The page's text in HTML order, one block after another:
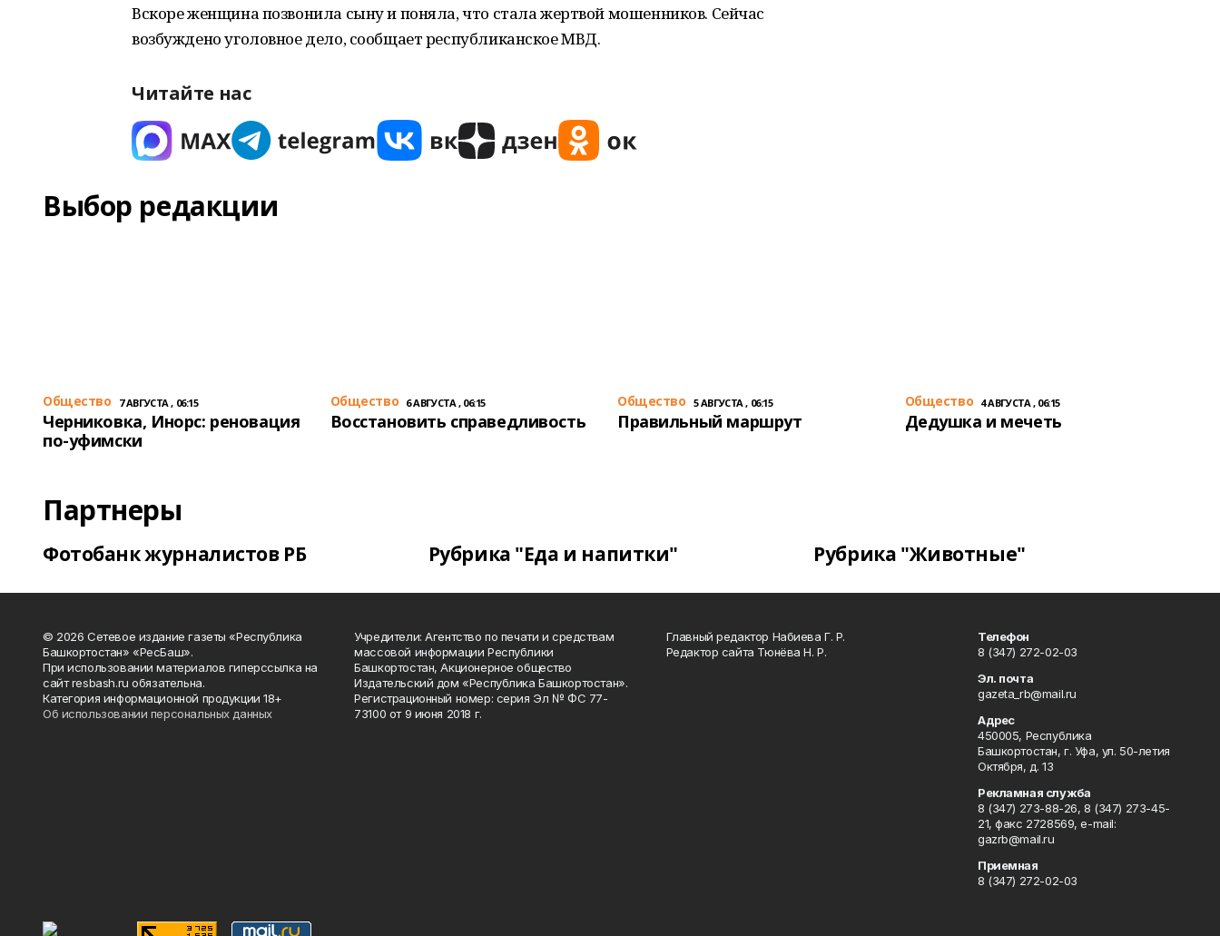
Вскоре женщина позвонила сыну и поняла, что стала жертвой мошенников. Сейчас
возбуждено уголовное дело, сообщает республиканское МВД.
Читайте нас
Выбор редакции
Общество 7 АВГУСТА , 06:15
Черниковка, Инорс: реновация
по-уфимски
Общество 6 АВГУСТА , 06:15
Восстановить справедливость
Общество 5 АВГУСТА , 06:15
Правильный маршрут
Общество 4 АВГУСТА , 06:15
Дедушка и мечеть
Партнеры
Фотобанк журналистов РБ Рубрика "Еда и напитки" Рубрика "Животные"
© 2026 Сетевое издание газеты «Республика
Башкортостан» «РесБаш».
При использовании материалов гиперссылка на
сайт resbash.ru обязательна.
Категория информационной продукции 18+
Об использовании персональных данных
Учредители: Агентство по печати и средствам
массовой информации Республики
Башкортостан, Акционерное общество
Издательский дом «Республика Башкортостан».
Регистрационный номер: серия Эл № ФС 77-
73100 от 9 июня 2018 г.
Главный редактор Набиева Г. Р.
Редактор сайта Тюнёва Н. Р.
Телефон
8 (347) 272-02-03
Эл. почта
gazeta_rb@mail.ru
Адрес
450005, Республика
Башкортостан, г. Уфа, ул. 50-летия
Октября, д. 13
Рекламная служба
8 (347) 273-88-26, 8 (347) 273-45-
21, факс 2728569, e-mail:
gazrb@mail.ru
Приемная
8 (347) 272-02-03